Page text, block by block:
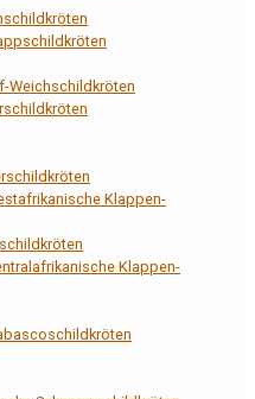
Weichschildkröten
Klappen-
Klappen-